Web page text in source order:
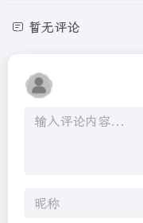
暂无评论